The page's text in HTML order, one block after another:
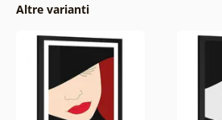
Altre varianti